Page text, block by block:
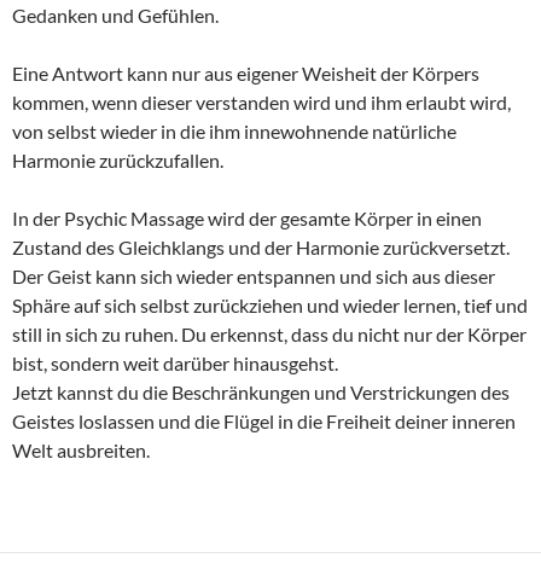
Gedanken und Gefühlen.
Eine Antwort kann nur aus eigener Weisheit der Körpers
kommen, wenn dieser verstanden wird und ihm erlaubt wird,
von selbst wieder in die ihm innewohnende natürliche
Harmonie zurückzufallen.
In der Psychic Massage wird der gesamte Körper in einen
Zustand des Gleichklangs und der Harmonie zurückversetzt.
Der Geist kann sich wieder entspannen und sich aus dieser
Sphäre auf sich selbst zurückziehen und wieder lernen, tief und
still in sich zu ruhen. Du erkennst, dass du nicht nur der Körper
bist, sondern weit darüber hinausgehst.
Jetzt kannst du die Beschränkungen und Verstrickungen des
Geistes loslassen und die Flügel in die Freiheit deiner inneren
Welt ausbreiten.